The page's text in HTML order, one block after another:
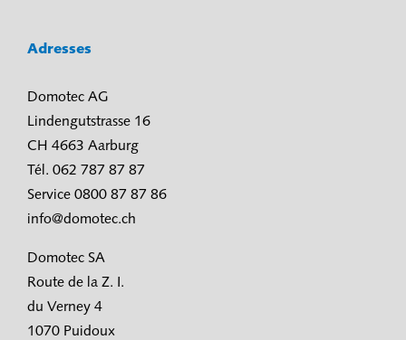
Adresses
Domotec AG
Lindengutstrasse 16
CH 4663 Aarburg
Tél. 062 787 87 87
Service 0800 87 87 86
info@domotec.ch
Domotec SA
Route de la Z. I.
du Verney 4
1070 Puidoux